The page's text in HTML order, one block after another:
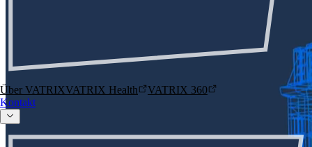
Über VATRIXVATRIX Health
VATRIX 360
Kontakt